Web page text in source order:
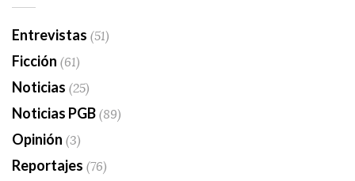
Entrevistas (51)
Ficción (61)
Noticias (25)
Noticias PGB(89)
Opinión (3)
Reportajes (76)